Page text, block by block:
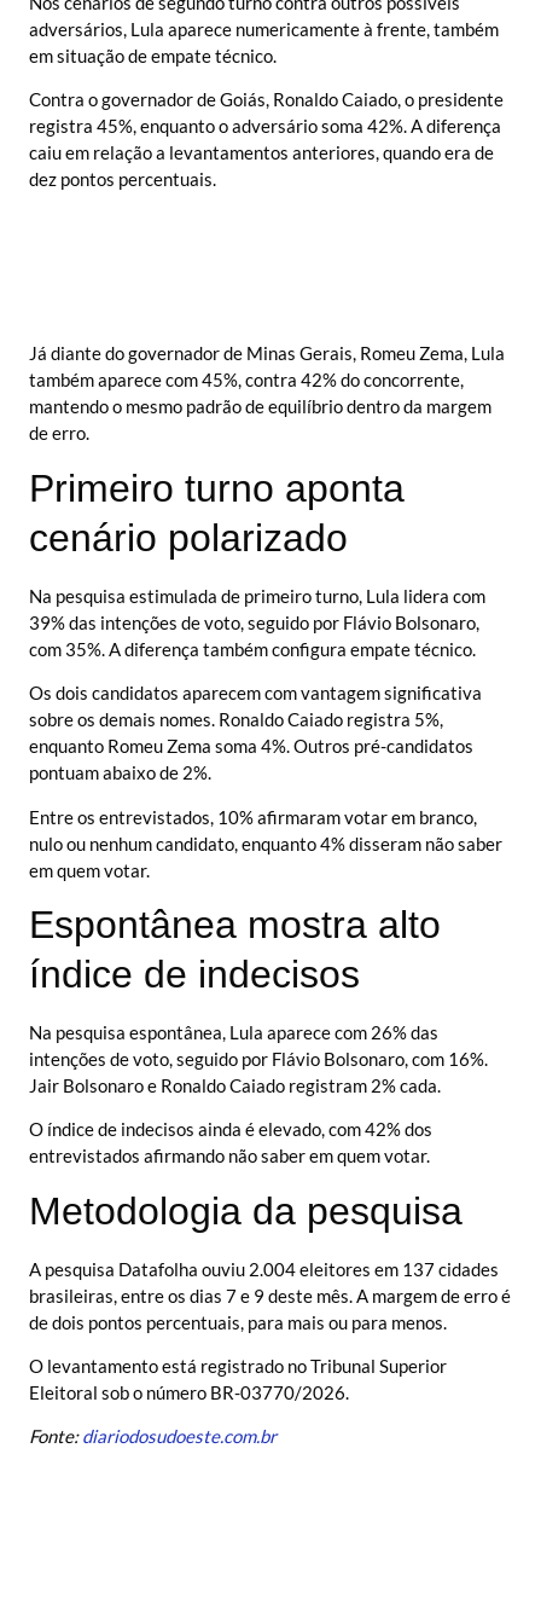
adversários, Lula aparece numericamente à frente, também
em situação de empate técnico.
Contra o governador de Goiás, Ronaldo Caiado, o presidente
registra 45%, enquanto o adversário soma 42%. A diferença
caiu em relação a levantamentos anteriores, quando era de
dez pontos percentuais.
Já diante do governador de Minas Gerais, Romeu Zema, Lula
também aparece com 45%, contra 42% do concorrente,
mantendo o mesmo padrão de equilíbrio dentro da margem
de erro.
Primeiro turno aponta
cenário polarizado
Na pesquisa estimulada de primeiro turno, Lula lidera com
39% das intenções de voto, seguido por Flávio Bolsonaro,
com 35%. A diferença também configura empate técnico.
Os dois candidatos aparecem com vantagem significativa
sobre os demais nomes. Ronaldo Caiado registra 5%,
enquanto Romeu Zema soma 4%. Outros pré-candidatos
pontuam abaixo de 2%.
Entre os entrevistados, 10% afirmaram votar em branco,
nulo ou nenhum candidato, enquanto 4% disseram não saber
em quem votar.
Espontânea mostra alto
índice de indecisos
Na pesquisa espontânea, Lula aparece com 26% das
intenções de voto, seguido por Flávio Bolsonaro, com 16%.
Jair Bolsonaro e Ronaldo Caiado registram 2% cada.
O índice de indecisos ainda é elevado, com 42% dos
entrevistados afirmando não saber em quem votar.
Metodologia da pesquisa
A pesquisa Datafolha ouviu 2.004 eleitores em 137 cidades
brasileiras, entre os dias 7 e 9 deste mês. A margem de erro é
de dois pontos percentuais, para mais ou para menos.
O levantamento está registrado no Tribunal Superior
Eleitoral sob o número BR-03770/2026.
Fonte:diariodosudoeste.com.br